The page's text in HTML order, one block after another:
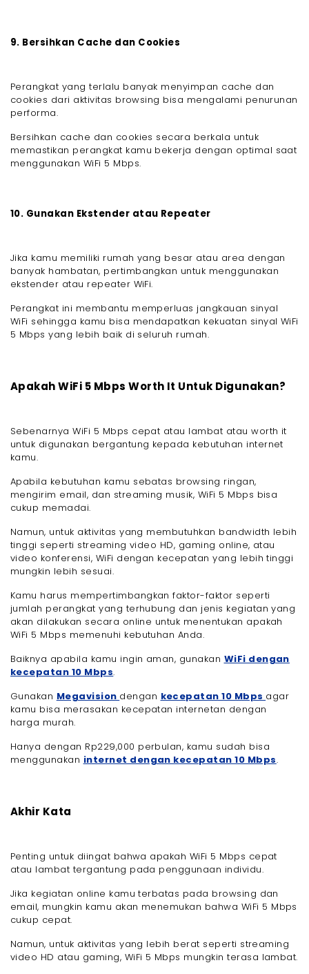
9. Bersihkan Cache dan Cookies
Perangkat yang terlalu banyak menyimpan cache dan
cookies dari aktivitas browsing bisa mengalami penurunan
performa.
Bersihkan cache dan cookies secara berkala untuk
memastikan perangkat kamu bekerja dengan optimal saat
menggunakan WiFi 5 Mbps.
10. Gunakan Ekstender atau Repeater
Jika kamu memiliki rumah yang besar atau area dengan
banyak hambatan, pertimbangkan untuk menggunakan
ekstender atau repeater WiFi.
Perangkat ini membantu memperluas jangkauan sinyal
WiFi sehingga kamu bisa mendapatkan kekuatan sinyal WiFi
5 Mbps yang lebih baik di seluruh rumah.
Apakah WiFi 5 Mbps Worth It Untuk Digunakan?
Sebenarnya WiFi 5 Mbps cepat atau lambat atau worth it
untuk digunakan bergantung kepada kebutuhan internet
kamu.
Apabila kebutuhan kamu sebatas browsing ringan,
mengirim email, dan streaming musik, WiFi 5 Mbps bisa
cukup memadai.
Namun, untuk aktivitas yang membutuhkan bandwidth lebih
tinggi seperti streaming video HD, gaming online, atau
video konferensi, WiFi dengan kecepatan yang lebih tinggi
mungkin lebih sesuai.
Kamu harus mempertimbangkan faktor-faktor seperti
jumlah perangkat yang terhubung dan jenis kegiatan yang
akan dilakukan secara online untuk menentukan apakah
WiFi 5 Mbps memenuhi kebutuhan Anda.
Baiknya apabila kamu ingin aman, gunakan WiFi dengan
kecepatan 10 Mbps.
Gunakan Megavision dengan kecepatan 10 Mbps agar
kamu bisa merasakan kecepatan internetan dengan
harga murah.
Hanya dengan Rp229,000 perbulan, kamu sudah bisa
menggunakan internet dengan kecepatan 10 Mbps.
Akhir Kata
Penting untuk diingat bahwa apakah WiFi 5 Mbps cepat
atau lambat tergantung pada penggunaan individu.
Jika kegiatan online kamu terbatas pada browsing dan
email, mungkin kamu akan menemukan bahwa WiFi 5 Mbps
cukup cepat.
Namun, untuk aktivitas yang lebih berat seperti streaming
video HD atau gaming, WiFi 5 Mbps mungkin terasa lambat.